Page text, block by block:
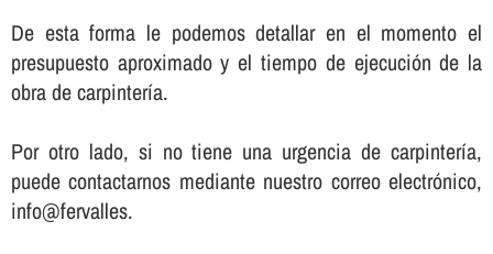
De esta forma le podemos detallar en el momento el
presupuesto aproximado y el tiempo de ejecución de la
obra de carpinterí­a.
Por otro lado, si no tiene una urgencia de carpinterí­a,
puede contactarnos mediante nuestro correo electrónico,
info@fervalles.